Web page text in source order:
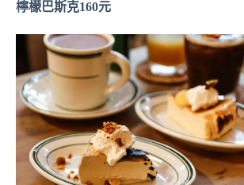
檸檬巴斯克160元